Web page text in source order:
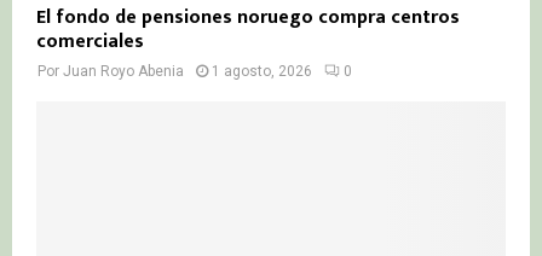
El fondo de pensiones noruego compra centros
comerciales
Por Juan Royo Abenia 1 agosto, 2026 0